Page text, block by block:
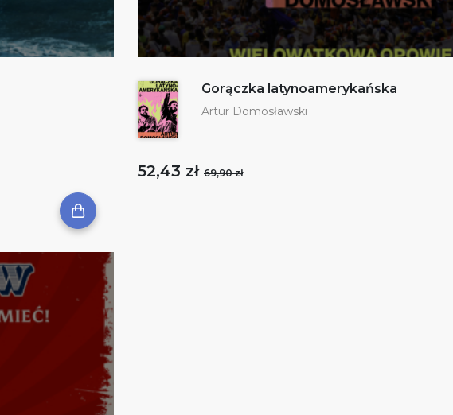
Gorączka latynoamerykańska
Artur Domosławski
52,43 zł 69,90 zł